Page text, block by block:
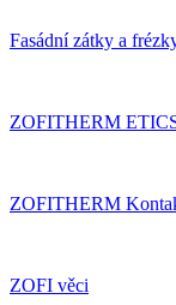
Fasádní zátky a
ZOFITHERM
ZOFITHERM
ZOFI věci